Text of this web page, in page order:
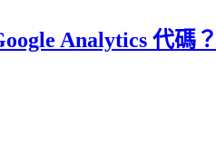
Analytics 代碼？